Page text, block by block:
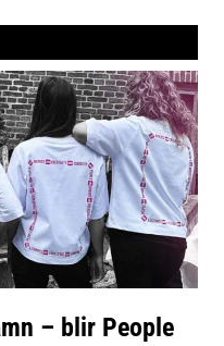
– blir People